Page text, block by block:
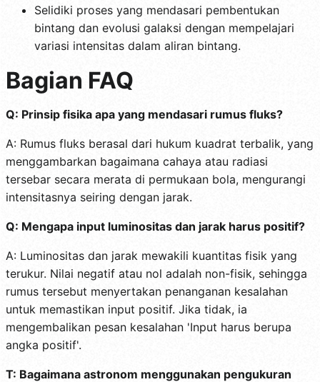
Selidiki proses yang mendasari pembentukan
bintang dan evolusi galaksi dengan mempelajari
variasi intensitas dalam aliran bintang.
Bagian FAQ
Q: Prinsip fisika apa yang mendasari rumus fluks?
A: Rumus fluks berasal dari hukum kuadrat terbalik, yang
menggambarkan bagaimana cahaya atau radiasi
tersebar secara merata di permukaan bola, mengurangi
intensitasnya seiring dengan jarak.
Q: Mengapa input luminositas dan jarak harus positif?
A: Luminositas dan jarak mewakili kuantitas fisik yang
terukur. Nilai negatif atau nol adalah non-fisik, sehingga
rumus tersebut menyertakan penanganan kesalahan
untuk memastikan input positif. Jika tidak, ia
mengembalikan pesan kesalahan 'Input harus berupa
angka positif'.
T: Bagaimana astronom menggunakan pengukuran